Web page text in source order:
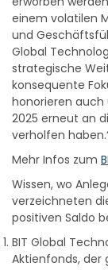
einem volatilen
und
Global
strategische
konsequente
honorieren auch
2025 erneut an
verholfen
Mehr Infos zum
Wissen, wo
verzeichneten
positiven Saldo
BIT Global
Aktienfonds, der